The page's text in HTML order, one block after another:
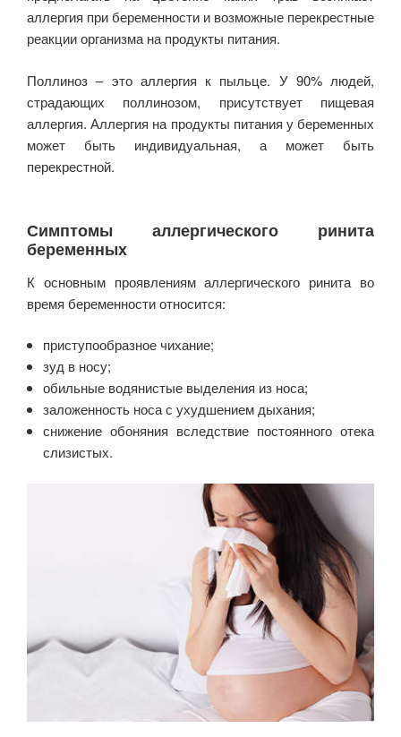
аллергия при беременности и возможные перекрестные
реакции организма на продукты питания.
Поллиноз – это аллергия к пыльце. У 90% людей,
страдающих поллинозом, присутствует пищевая
аллергия. Аллергия на продукты питания у беременных
может быть индивидуальная, а может быть
перекрестной.
Симптомы аллергического ринита
беременных
К основным проявлениям аллергического ринита во
время беременности относится:
приступообразное чихание;
зуд в носу;
обильные водянистые выделения из носа;
заложенность носа с ухудшением дыхания;
снижение обоняния вследствие постоянного отека
слизистых.